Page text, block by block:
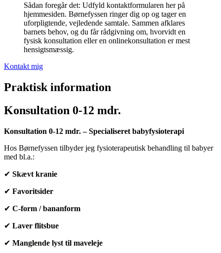
Sådan foregår det: Udfyld kontaktformularen her på
hjemmesiden. Børnefyssen ringer dig op og tager en
uforpligtende, vejledende samtale. Sammen afklares
barnets behov, og du får rådgivning om, hvorvidt en
fysisk konsultation eller en onlinekonsultation er mest
hensigtsmæssig.
Kontakt mig
Praktisk information
Konsultation 0-12 mdr.
Konsultation 0-12 mdr.– Specialiseret babyfysioterapi
Hos Børnefyssen tilbyder jeg fysioterapeutisk behandling til babyer
med bl.a.:
✔ Skævt kranie
✔ Favoritsider
✔ C-form / bananform
✔ Laver flitsbue
✔ Manglende lyst til maveleje